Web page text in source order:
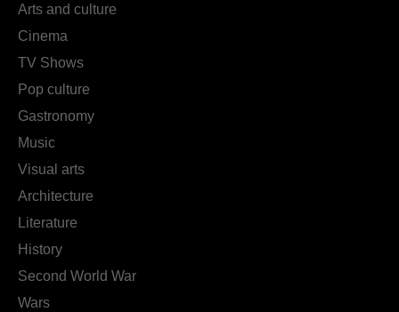
Arts and culture
Cinema
TV Shows
Pop culture
Gastronomy
Music
Visual arts
Architecture
Literature
History
Second World War
Wars